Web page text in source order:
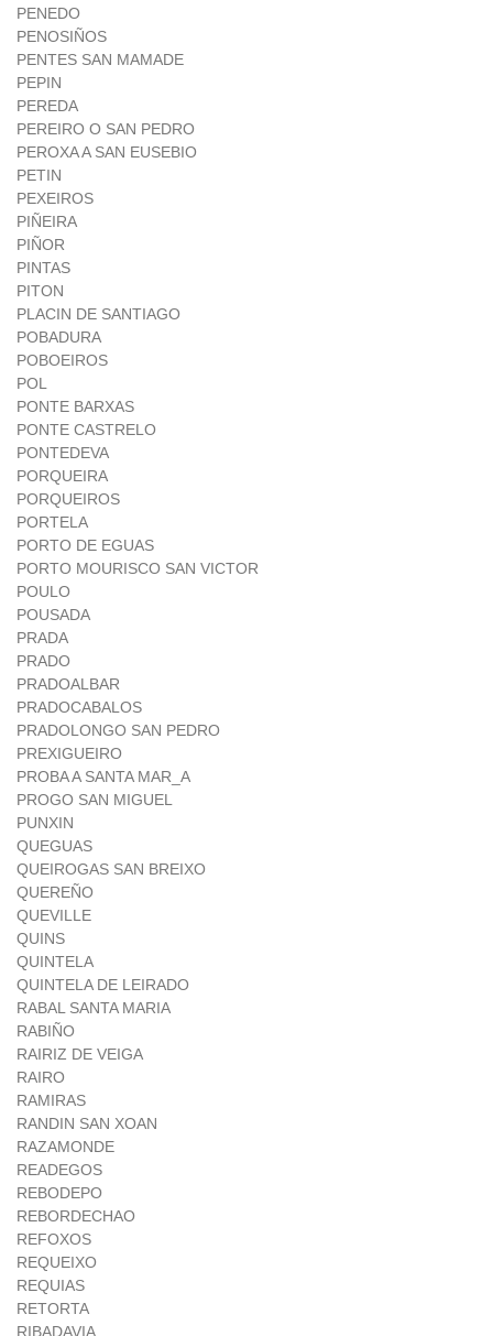
PENEDO
PENOSIÑOS
PENTES SAN MAMADE
PEPIN
PEREDA
PEREIRO O SAN PEDRO
PEROXA A SAN EUSEBIO
PETIN
PEXEIROS
PIÑEIRA
PIÑOR
PINTAS
PITON
PLACIN DE SANTIAGO
POBADURA
POBOEIROS
POL
PONTE BARXAS
PONTE CASTRELO
PONTEDEVA
PORQUEIRA
PORQUEIROS
PORTELA
PORTO DE EGUAS
PORTO MOURISCO SAN VICTOR
POULO
POUSADA
PRADA
PRADO
PRADOALBAR
PRADOCABALOS
PRADOLONGO SAN PEDRO
PREXIGUEIRO
PROBA A SANTA MAR_A
PROGO SAN MIGUEL
PUNXIN
QUEGUAS
QUEIROGAS SAN BREIXO
QUEREÑO
QUEVILLE
QUINS
QUINTELA
QUINTELA DE LEIRADO
RABAL SANTA MARIA
RABIÑO
RAIRIZ DE VEIGA
RAIRO
RAMIRAS
RANDIN SAN XOAN
RAZAMONDE
READEGOS
REBODEPO
REBORDECHAO
REFOXOS
REQUEIXO
REQUIAS
RETORTA
RIBADAVIA